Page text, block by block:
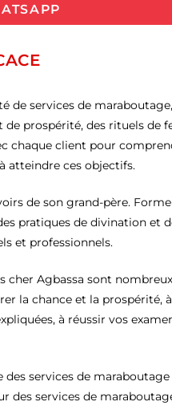
de services de
prospérité, des rituels de
chaque client pour
atteindre ces objectifs.
de son grand-père.
pratiques de divination et
et professionnels.
Agbassa sont
la chance et la
à réussir vos
des services de
des services de